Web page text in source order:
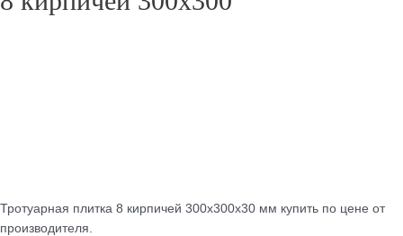
Тротуарная плитка 8 кирпичей 300х300х30 мм купить по цене от
производителя.